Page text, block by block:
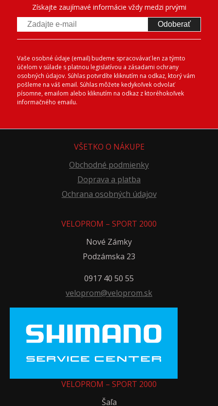
Získajte zaujímavé informácie vždy medzi prvými
Odoberať
Vaše osobné údaje (email) budeme spracovávať len za týmto
účelom v súlade s platnou legislatívou a zásadami ochrany
osobných údajov. Súhlas potvrdíte kliknutím na odkaz, ktorý vám
pošleme na váš email. Súhlas môžete kedykoľvek odvolať
písomne, emailom alebo kliknutím na odkaz z ktoréhokoľvek
informačného emailu.
VŠETKO O NÁKUPE
Obchodné podmienky
Doprava a platba
Ochrana osobných údajov
VELOPROM – SPORT 2000
Nové Zámky
Podzámska 23
0917 40 50 55
veloprom@veloprom.sk
VELOPROM – SPORT 2000
Šaľa